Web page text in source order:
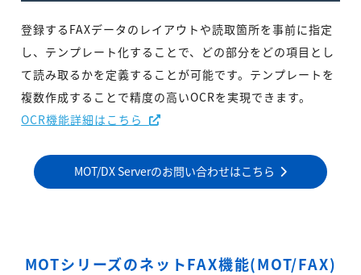
登録するFAXデータのレイアウトや読取箇所を事前に指定
し、テンプレート化することで、どの部分をどの項目とし
て読み取るかを定義することが可能です。テンプレートを
複数作成することで精度の高いOCRを実現できます。
OCR機能詳細はこちら
MOT/DX Serverのお問い合わせはこちら
MOTシリーズのネットFAX機能(MOT/FAX)